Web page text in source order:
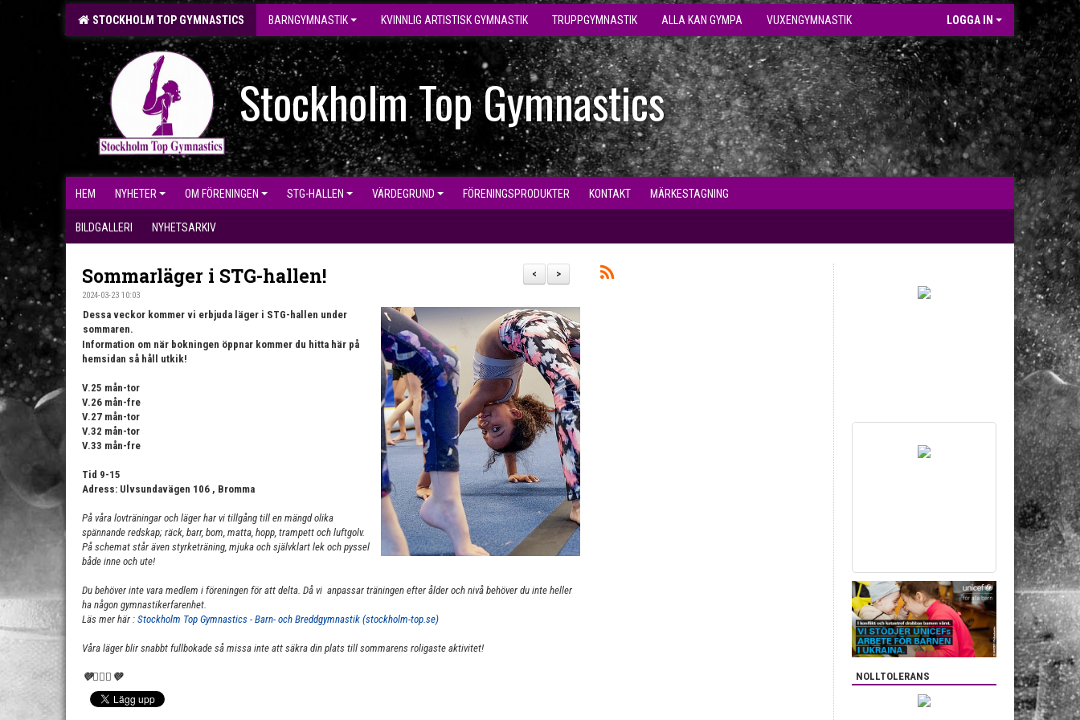
STOCKHOLM TOP GYMNASTICS BARNGYMNASTIK KVINNLIG ARTISTISK GYMNASTIK TRUPPGYMNASTIK ALLA KAN GYMPA VUXENGYMNASTIK LOGGA IN
Stockholm Top Gymnastics
HEM NYHETER OM FÖRENINGEN STG-HALLEN VÄRDEGRUND FÖRENINGSPRODUKTER KONTAKT MÄRKESTAGNING
BILDGALLERI NYHETSARKIV
>
<
Sommarläger i STG-hallen!
2024-03-23 10:03
Dessa veckor kommer vi erbjuda läger i STG-hallen under
sommaren.
Information om när bokningen öppnar kommer du hitta här på
hemsidan så håll utkik!
V.25 mån-tor
V.26 mån-fre
V.27 mån-tor
V.32 mån-tor
V.33 mån-fre
Tid 9-15
Adress: Ulvsundavägen 106 , Bromma
På våra lovträningar och läger har vi tillgång till en mängd olika
spännande redskap; räck, barr, bom, matta, hopp, trampett och luftgolv.
På schemat står även styrketräning, mjuka och självklart lek och pyssel
både inne och ute!
Du behöver inte vara medlem i föreningen för att delta. Då vi anpassar träningen efter ålder och nivå behöver du inte heller
ha någon gymnastikerfarenhet.
Läs mer här : Stockholm Top Gymnastics - Barn- och Breddgymnastik (stockholm-top.se)
Våra läger blir snabbt fullbokade så missa inte att säkra din plats till sommarens roligaste aktivitet!
💜🤸🏻‍♀️💜 NOLLTOLERANS